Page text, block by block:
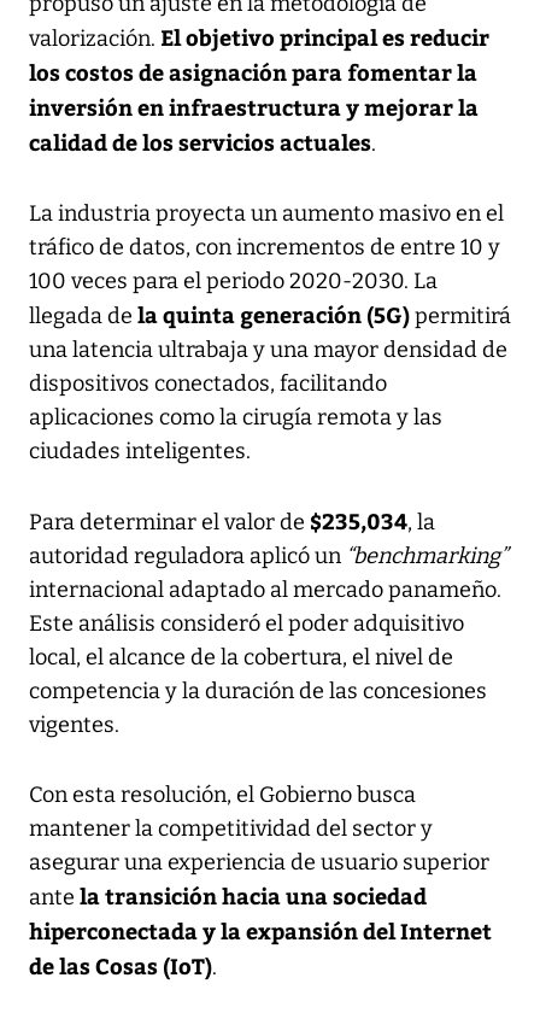
valorización. El objetivo principal es reducir
los costos de asignación para fomentar la
inversión en infraestructura y mejorar la
calidad de los servicios actuales.
La industria proyecta un aumento masivo en el
tráfico de datos, con incrementos de entre 10 y
100 veces para el periodo 2020-2030. La
llegada de la quinta generación (5G)permitirá
una latencia ultrabaja y una mayor densidad de
dispositivos conectados, facilitando
aplicaciones como la cirugía remota y las
ciudades inteligentes.
Para determinar el valor de $235,034, la
autoridad reguladora aplicó un “benchmarking”
internacional adaptado al mercado panameño.
Este análisis consideró el poder adquisitivo
local, el alcance de la cobertura, el nivel de
competencia y la duración de las concesiones
vigentes.
Con esta resolución, el Gobierno busca
mantener la competitividad del sector y
asegurar una experiencia de usuario superior
ante la transición hacia una sociedad
hiperconectada y la expansión del Internet
de las Cosas (IoT).